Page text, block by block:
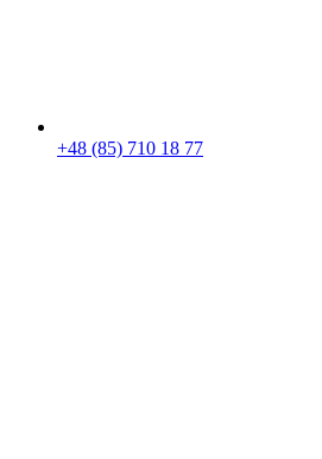
+48 (85) 710 18 77